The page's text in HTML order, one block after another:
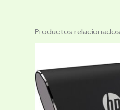
Productos relacionados